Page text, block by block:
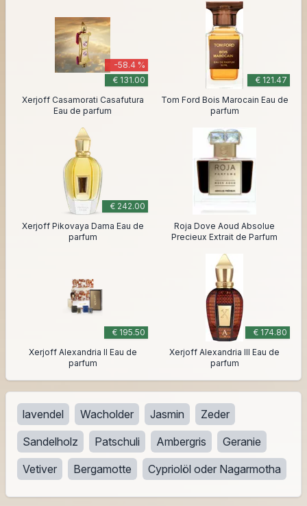
-58.4 %
€ 131.00
Xerjoff Casamorati Casafutura
Eau de parfum
€ 121.47
Tom Ford Bois Marocain Eau de
parfum
€ 242.00
Xerjoff Pikovaya Dama Eau de
parfum
Roja Dove Aoud Absolue
Precieux Extrait de Parfum
€ 195.50
Xerjoff Alexandria II Eau de
parfum
€ 174.80
Xerjoff Alexandria III Eau de
parfum
lavendel Wacholder Jasmin
Zeder
Sandelholz
Patschuli Ambergris
Geranie
Vetiver
Bergamotte Cypriolöl oder Nagarmotha